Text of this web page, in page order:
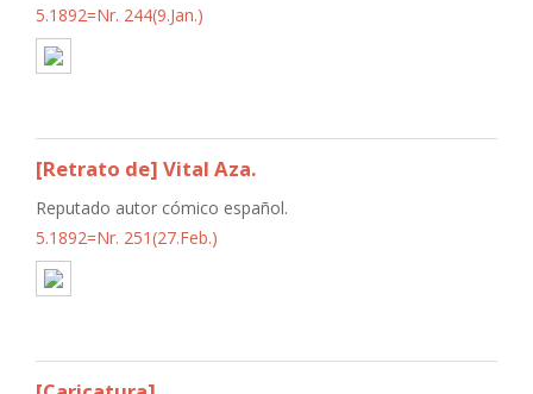
5.1892=Nr. 244(9.Jan.)
[Retrato de] Vital Aza.
Reputado autor cómico español.
5.1892=Nr. 251(27.Feb.)